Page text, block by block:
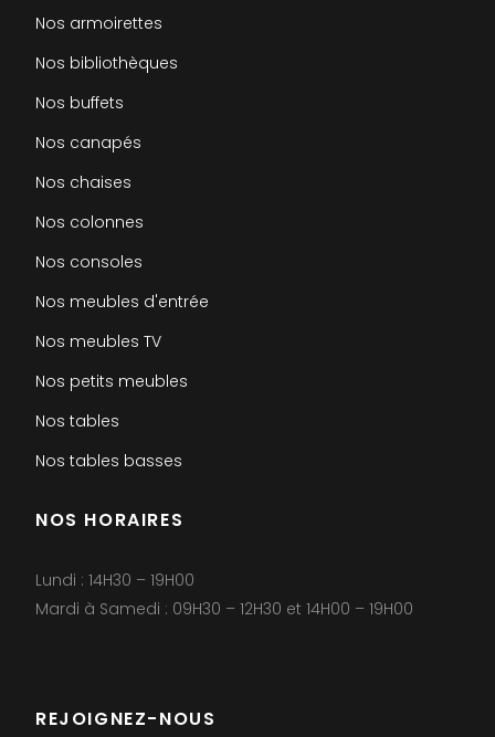
Nos armoirettes
Nos bibliothèques
Nos buffets
Nos canapés
Nos chaises
Nos colonnes
Nos consoles
Nos meubles d'entrée
Nos meubles TV
Nos petits meubles
Nos tables
Nos tables basses
NOS HORAIRES
Lundi : 14H30 – 19H00
Mardi à Samedi : 09H30 – 12H30 et 14H00 – 19H00
REJOIGNEZ-NOUS